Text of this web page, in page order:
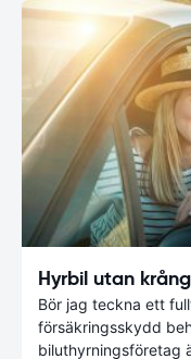
Hyrbil utan
Bör jag teckna ett
försäkringsskydd
biluthyrningsföretag